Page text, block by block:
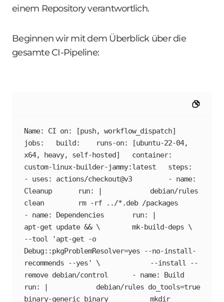
einem Repository verantwortlich.
Beginnen wir mit dem Überblick über die
gesamte CI-Pipeline:
Name: CI on: [push, workflow_dispatch]
jobs:   build: 	runs-on: [ubuntu-22-04,
x64, heavy, self-hosted] 	container:
custom-linux-builder-jammy:latest 	steps:
- uses: actions/checkout@v3     	- name:
Cleanup     	run: |       	debian/rules
clean       	rm -rf ../*.deb /packages
- name: Dependencies     	run: |
apt-get update && \       	mk-build-deps \
--tool 'apt-get -o
Debug::pkgProblemResolver=yes --no-install-
recommends --yes' \         	--install --
remove debian/control     	- name: Build
run: |       	debian/rules do_tools=true
binary-generic binary       	mkdir